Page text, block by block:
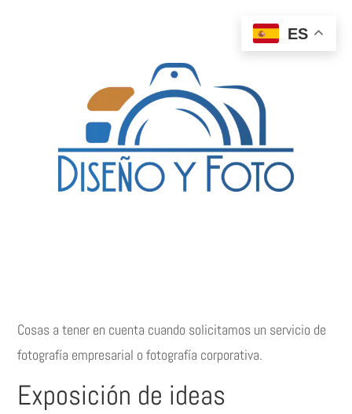
Cosas a tener en cuenta cuando solicitamos un servicio de
fotografía empresarial o fotografía corporativa.
Exposición de ideas
ES